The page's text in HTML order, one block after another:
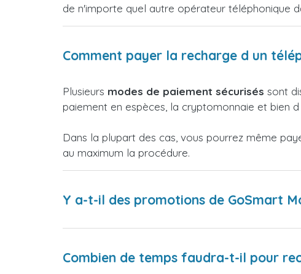
de n'importe quel autre opérateur téléphonique
Comment payer la recharge d un
Plusieurs modes de paiement sécurisés sont
paiement en espèces, la cryptomonnaie et bien
Dans la plupart des cas, vous pourrez même
au maximum la procédure.
Y a-t-il des promotions de GoSmart
Combien de temps faudra-t-il pour